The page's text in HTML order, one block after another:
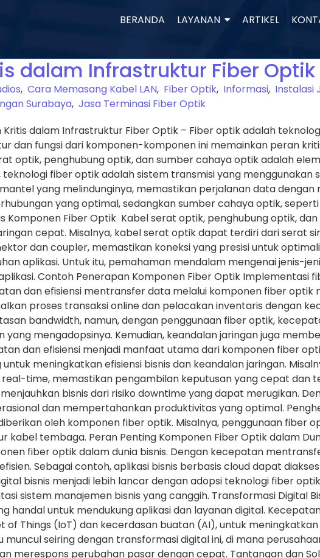
BERANDA LAYANAN ARTIKEL
dalam Infrastruktur Fiber Optik
, Cara Memasang Kabel LAN, Fiber Optik, Informasi, Instalasi
Surabaya, Jasa Terminasi Fiber Optik
Kritis dalam Infrastruktur Fiber Optik – Fiber optik adalah
dan fungsi dari komponen-komponen ini memainkan peran
optik, penghubung optik, dan sumber cahaya optik adalah
fiber optik adalah sistem transmisi yang
yang melindunginya, memastikan perjalanan data
yang optimal, sedangkan sumber cahaya optik,
Komponen Fiber Optik Kabel serat optik, penghubung optik,
cepat. Misalnya, kabel serat optik dapat terdiri dari serat
dan coupler, memastikan koneksi yang presisi untuk
aplikasi. Untuk itu, pemahaman mendalam mengenai jenis-
Contoh Penerapan Komponen Fiber Optik
dan efisiensi mentransfer data melalui komponen fiber optik
proses transaksi online dan pelacakan inventaris dengan
bandwidth, namun, dengan penggunaan fiber optik,
mengadopsinya. Kemudian, keandalan jaringan juga
dan efisiensi menjadi manfaat utama dari komponen fiber
meningkatkan efisiensi bisnis dan keandalan jaringan.
time, memastikan pengambilan keputusan yang cepat dan
bisnis dari risiko downtime yang dapat merugikan.
dan mempertahankan produktivitas yang optimal.
oleh komponen fiber optik. Misalnya, penggunaan
kabel tembaga. Peran Penting Komponen Fiber Optik dalam
fiber optik dalam dunia bisnis. Dengan kecepatan
Sebagai contoh, aplikasi bisnis berbasis cloud dapat
bisnis menjadi lebih lancar dengan adopsi teknologi fiber
sistem manajemen bisnis yang canggih. Transformasi Digital
handal untuk mendukung aplikasi dan layanan digital.
Things (IoT) dan kecerdasan buatan (AI), untuk
muncul seiring dengan transformasi digital ini, di mana
merespons perubahan pasar dengan cepat. Tantangan dan